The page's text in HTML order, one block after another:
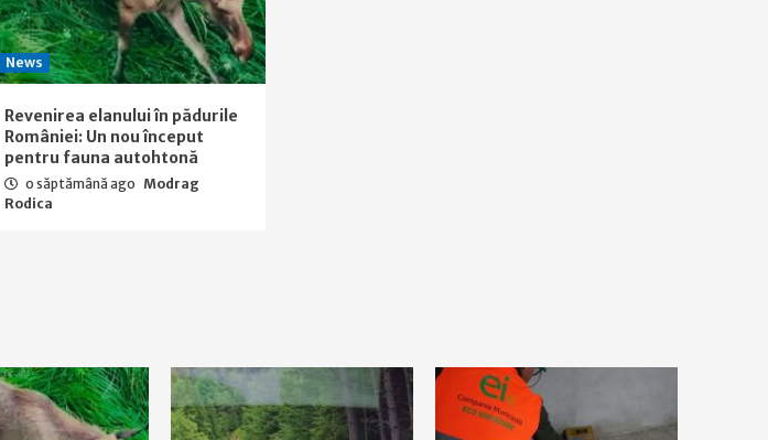
News
Revenirea elanului în pădurile
României: Un nou început
pentru fauna autohtonă
o săptămână ago Modrag
Rodica